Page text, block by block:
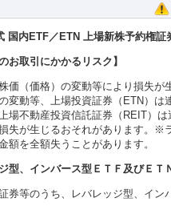
国内ETF／ETN 上場新株予約権証
お取引にかかるリスク】
価（価格）の変動等により損失
変動等、上場投資証券（ETN）
場不動産投資信託証券（REIT）
失が生じるおそれがあります。※
額を全額失うことがあります。
型、インバース型ＥＴＦ及びＥＴ
券等のうち、レバレッジ型、イ